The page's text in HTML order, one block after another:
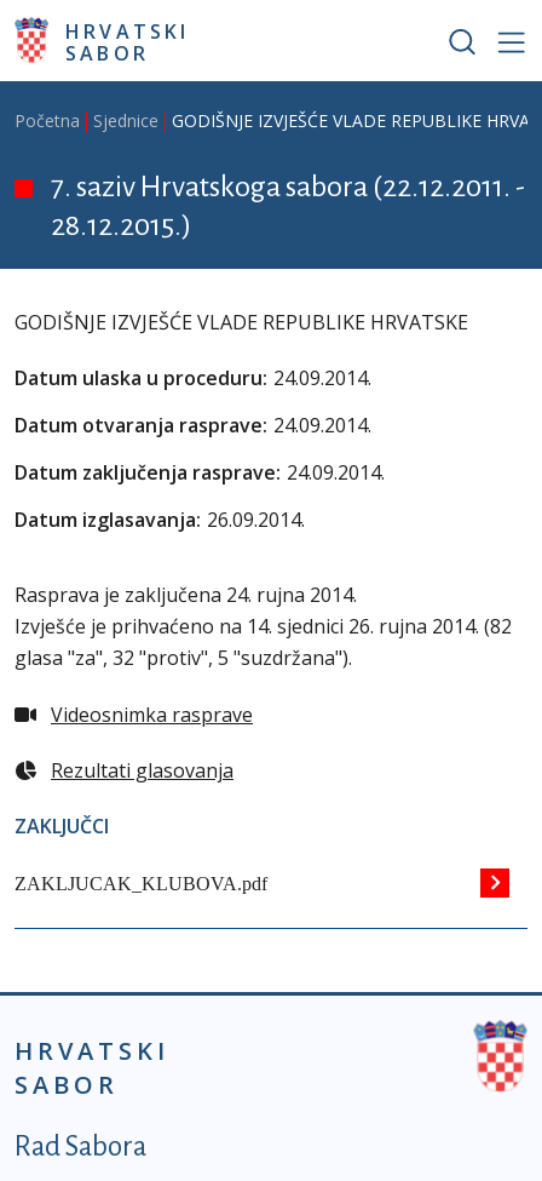
Skoči na glavni sadržaj
HRVATSKI
SABOR
Breadcrumb
Početna Sjednice GODIŠNJE IZVJEŠĆE VLADE REPUBLIKE
7. saziv Hrvatskoga sabora (22.12.2011. -
28.12.2015.)
GODIŠNJE IZVJEŠĆE VLADE REPUBLIKE HRVATSKE
Datum ulaska u proceduru: 24.09.2014.
Datum otvaranja rasprave: 24.09.2014.
Datum zaključenja rasprave: 24.09.2014.
Datum izglasavanja: 26.09.2014.
Rasprava je zaključena 24. rujna 2014.
Izvješće je prihvaćeno na 14. sjednici 26. rujna 2014. (82
glasa "za", 32 "protiv", 5 "suzdržana").
Videosnimka rasprave
Rezultati glasovanja
ZAKLJUČCI
ZAKLJUCAK_KLUBOVA.pdf
HRVATSKI
SABOR
Podnožje prvi izbornik
Rad Sabora